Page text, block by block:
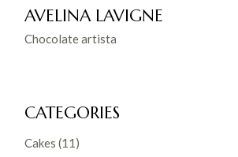
AVELINA LAVIGNE
Chocolate artista
CATEGORIES
Cakes (11)